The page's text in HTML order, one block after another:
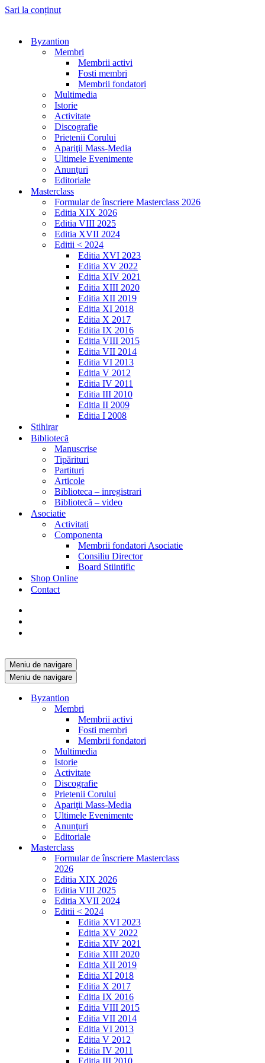
Sari la conținut
Byzantion
Membri
Membrii activi
Fosti membri
Membrii fondatori
Multimedia
Istorie
Activitate
Discografie
Prietenii Corului
Apariţii Mass-Media
Ultimele Evenimente
Anunţuri
Editoriale
Masterclass
Formular de înscriere Masterclass 2026
Editia XIX 2026
Editia VIII 2025
Editia XVII 2024
Editii < 2024
Editia XVI 2023
Editia XV 2022
Editia XIV 2021
Editia XIII 2020
Editia XII 2019
Editia XI 2018
Editia X 2017
Editia IX 2016
Editia VIII 2015
Editia VII 2014
Editia VI 2013
Editia V 2012
Editia IV 2011
Editia III 2010
Editia II 2009
Editia I 2008
Stihirar
Bibliotecă
Manuscrise
Tipărituri
Partituri
Articole
Biblioteca – inregistrari
Bibliotecă – video
Asociatie
Activitati
Componenta
Membrii fondatori Asociatie
Consiliu Director
Board Stiintific
Shop Online
Contact
Meniu de navigare
Meniu de navigare
Byzantion
Membri
Membrii activi
Fosti membri
Membrii fondatori
Multimedia
Istorie
Activitate
Discografie
Prietenii Corului
Apariţii Mass-Media
Ultimele Evenimente
Anunţuri
Editoriale
Masterclass
Formular de înscriere Masterclass
2026
Editia XIX 2026
Editia VIII 2025
Editia XVII 2024
Editii < 2024
Editia XVI 2023
Editia XV 2022
Editia XIV 2021
Editia XIII 2020
Editia XII 2019
Editia XI 2018
Editia X 2017
Editia IX 2016
Editia VIII 2015
Editia VII 2014
Editia VI 2013
Editia V 2012
Editia IV 2011
Editia III 2010